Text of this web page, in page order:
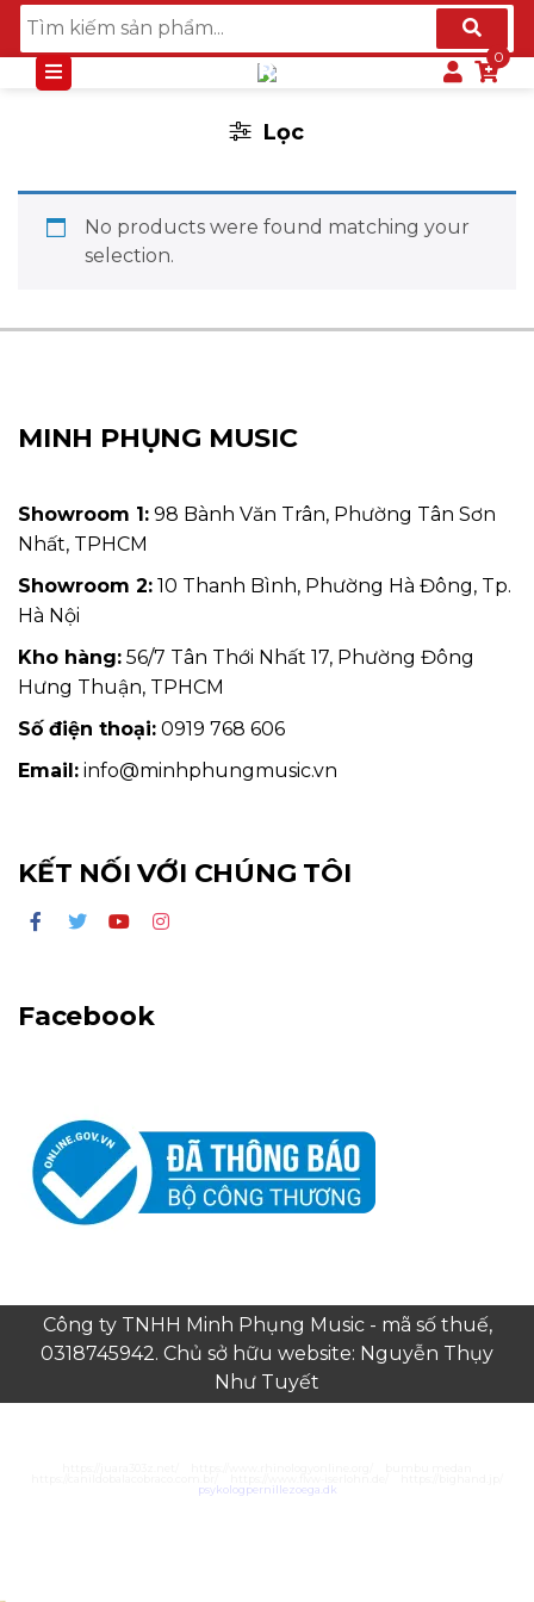
ĐÀN ORGAN ARRANGER KORG
Lọc
No products were found matching your
selection.
MINH PHỤNG MUSIC
Showroom 1: 98 Bành Văn Trân, Phường Tân Sơn
Nhất, TPHCM
Showroom 2: 10 Thanh Bình, Phường Hà Đông, Tp.
Hà Nội
Kho hàng: 56/7 Tân Thới Nhất 17, Phường Đông
Hưng Thuận, TPHCM
Số điện thoại: 0919 768 606
Email: info@minhphungmusic.vn
KẾT NỐI VỚI CHÚNG TÔI
Facebook
Công ty TNHH Minh Phụng Music - mã số thuế,
0318745942. Chủ sở hữu website: Nguyễn Thụy
Như Tuyết
psykologpernillezoega.dk